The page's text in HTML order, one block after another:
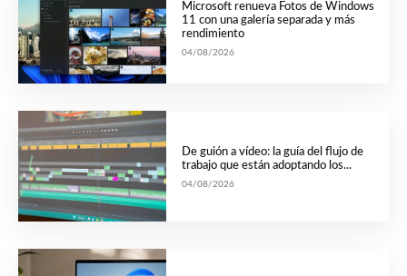
Microsoft renueva Fotos de Windows
11 con una galería separada y más
rendimiento
04/08/2026
De guión a vídeo: la guía del flujo de
trabajo que están adoptando los...
04/08/2026